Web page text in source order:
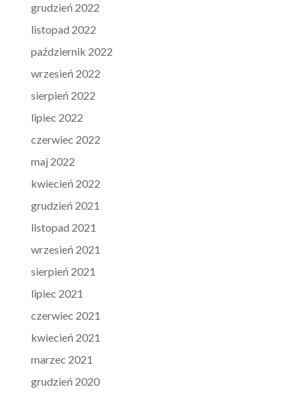
grudzień 2022
listopad 2022
październik 2022
wrzesień 2022
sierpień 2022
lipiec 2022
czerwiec 2022
maj 2022
kwiecień 2022
grudzień 2021
listopad 2021
wrzesień 2021
sierpień 2021
lipiec 2021
czerwiec 2021
kwiecień 2021
marzec 2021
grudzień 2020